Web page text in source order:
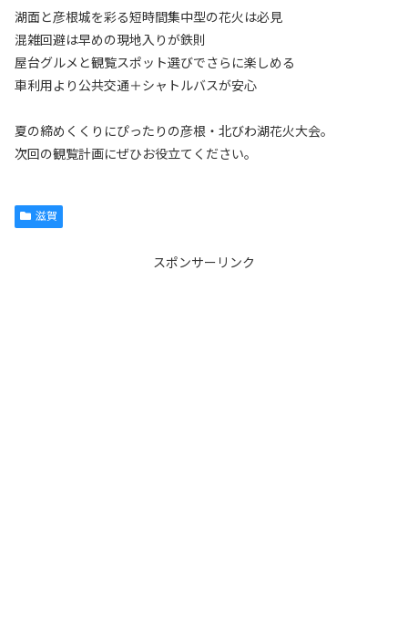
湖面と彦根城を彩る短時間集中型の花火は必見
混雑回避は早めの現地入りが鉄則
屋台グルメと観覧スポット選びでさらに楽しめる
車利用より公共交通＋シャトルバスが安心
夏の締めくくりにぴったりの彦根・北びわ湖花火大会。
次回の観覧計画にぜひお役立てください。
滋賀
スポンサーリンク